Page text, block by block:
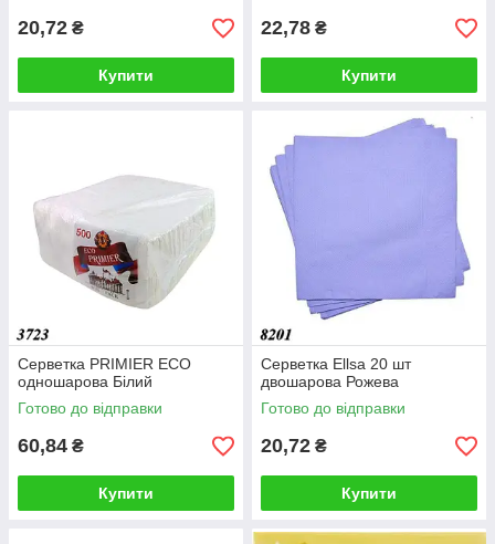
20,72 ₴
Купити
22,78 ₴
Купити
Серветка PRIMIER ECO
одношарова Білий
Готово до відправки
60,84 ₴
Купити
Серветка Ellsa 20 шт
двошарова Рожева
Готово до відправки
20,72 ₴
Купити